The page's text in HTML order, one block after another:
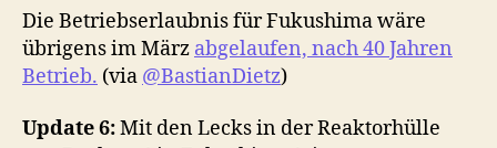
Die Betriebserlaubnis für Fukushima wäre
übrigens im März abgelaufen, nach 40 Jahren
Betrieb. (via @BastianDietz)
Update 6:Mit den Lecks in der Reaktorhülle